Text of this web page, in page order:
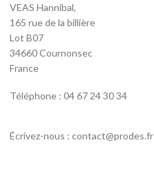
VEAS Hannibal,
165 rue de la billière
Lot B07
34660 Cournonsec
France
Téléphone : 04 67 24 30 34
Écrivez-nous : contact@prodes.fr